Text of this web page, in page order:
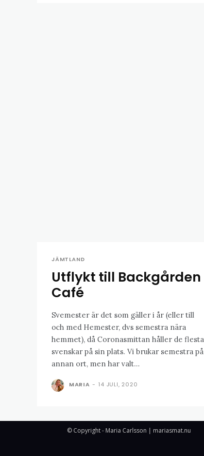
JÄMTLAND
Utflykt till Backgården
Café
Svemester är det som gäller i år (eller till
och med Hemester, dvs semestra nära
hemmet), då Coronasmittan håller de flesta
svenskar på sin plats. Vi brukar semestra på
annan ort, men har valt...
MARIA - 14 JULI, 2020
© Copyright - Maria Carlsson | mariasmat.nu